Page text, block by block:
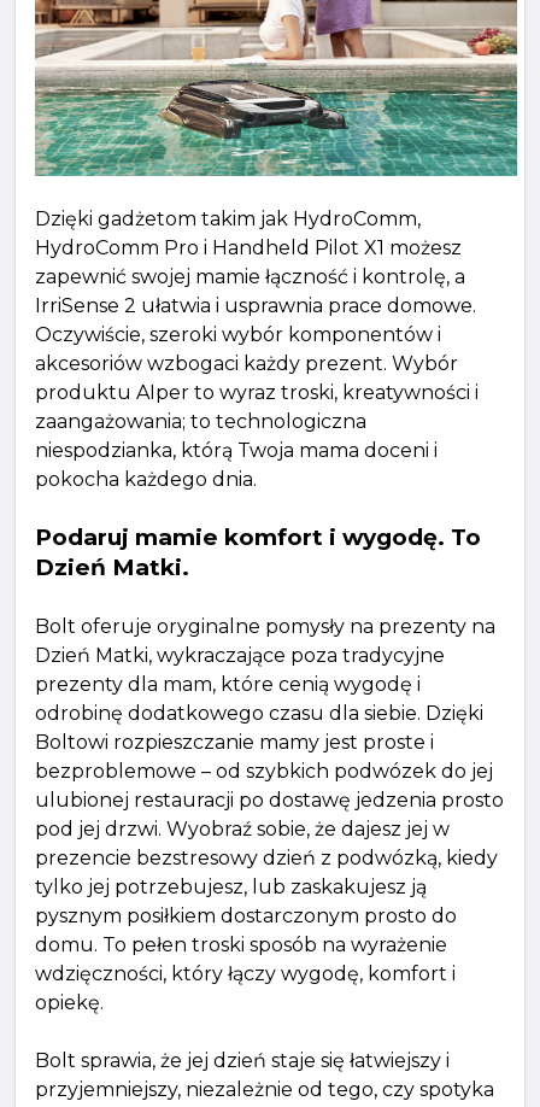
Dzięki gadżetom takim jak HydroComm,
HydroComm Pro i Handheld Pilot X1 możesz
zapewnić swojej mamie łączność i kontrolę, a
IrriSense 2 ułatwia i usprawnia prace domowe.
Oczywiście, szeroki wybór komponentów i
akcesoriów wzbogaci każdy prezent. Wybór
produktu AIper to wyraz troski, kreatywności i
zaangażowania; to technologiczna
niespodzianka, którą Twoja mama doceni i
pokocha każdego dnia.
Podaruj mamie komfort i wygodę. To
Dzień Matki.
Bolt oferuje oryginalne pomysły na prezenty na
Dzień Matki, wykraczające poza tradycyjne
prezenty dla mam, które cenią wygodę i
odrobinę dodatkowego czasu dla siebie. Dzięki
Boltowi rozpieszczanie mamy jest proste i
bezproblemowe – od szybkich podwózek do jej
ulubionej restauracji po dostawę jedzenia prosto
pod jej drzwi. Wyobraź sobie, że dajesz jej w
prezencie bezstresowy dzień z podwózką, kiedy
tylko jej potrzebujesz, lub zaskakujesz ją
pysznym posiłkiem dostarczonym prosto do
domu. To pełen troski sposób na wyrażenie
wdzięczności, który łączy wygodę, komfort i
opiekę.
Bolt sprawia, że ​​jej dzień staje się łatwiejszy i
przyjemniejszy, niezależnie od tego, czy spotyka